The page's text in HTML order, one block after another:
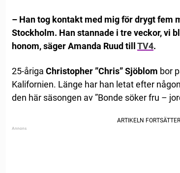
– Han tog kontakt med mig för drygt fem
Stockholm. Han stannade i tre veckor, vi
honom, säger Amanda Ruud till TV4.
25-åriga Christopher ”Chris” Sjöblom bor
Kalifornien. Länge har han letat efter
den här säsongen av ”Bonde söker fru –